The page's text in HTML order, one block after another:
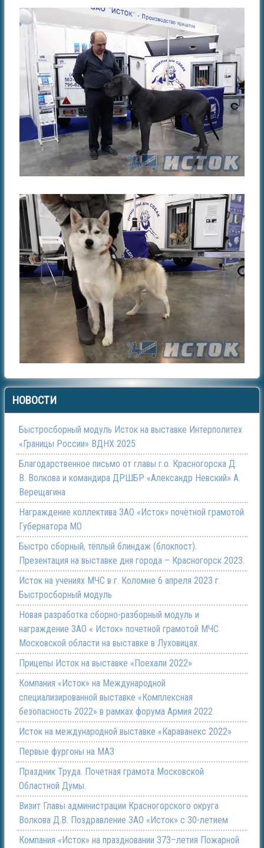
НОВОСТИ
Быстросборный модуль Исток на выставке Интерполитех
«Границы России» ВДНХ 2025
Благодарственное письмо от главы г.о. Красногорска Д.
В. Волкова и командира ДРШБР «Александр Невский» А.
Верещагина
Награждение коллектива ЗАО «Исток» почётной грамотой
Губернатора МО
Быстро сборный, тёплый блиндаж (блокпост).
Презентация на выставке дня города – Красногорск 2023.
Исток на учениях МЧС в г. Коломне 6 апреля 2023 г.
Быстросборный модуль
Новая разработка сборно-разборный модуль и
награждение ЗАО « Исток» почетной грамотой МЧС
Московской области на выставке в Луховицах.
Прицепы Исток на выставке «Поехали 2022»
Компания «Исток» на Международной
специализированной выставке «Комплексная
безопасность 2022» в рамках форума Армия 2022
Исток на международной выставке «Караванекс 2022»
Первые фургоны на МАЗ
Праздник Труда. Почетная грамота Московской
Областной Думы.
Визит Главы администрации Красногорского округа
Волкова Д.В. Поздравление ЗАО «Исток» с 30-летием
Компания «Исток» на праздновании 373–летия Пожарной